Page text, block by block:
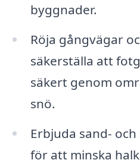
byggnader.
Röja gångvägar
säkerställa att
säkert genom
snö.
Erbjuda sand-
för att minska